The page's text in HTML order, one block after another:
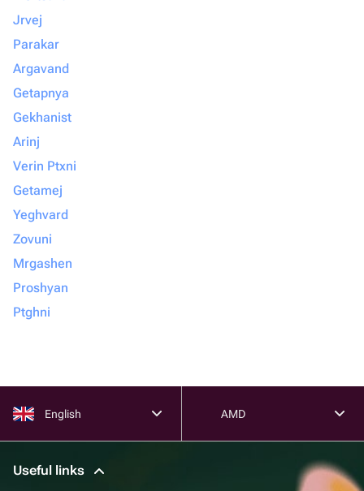
Jrvej
Parakar
Argavand
Getapnya
Gekhanist
Arinj
Verin Ptxni
Getamej
Yeghvard
Zovuni
Mrgashen
Proshyan
Ptghni
English AMD
Useful links